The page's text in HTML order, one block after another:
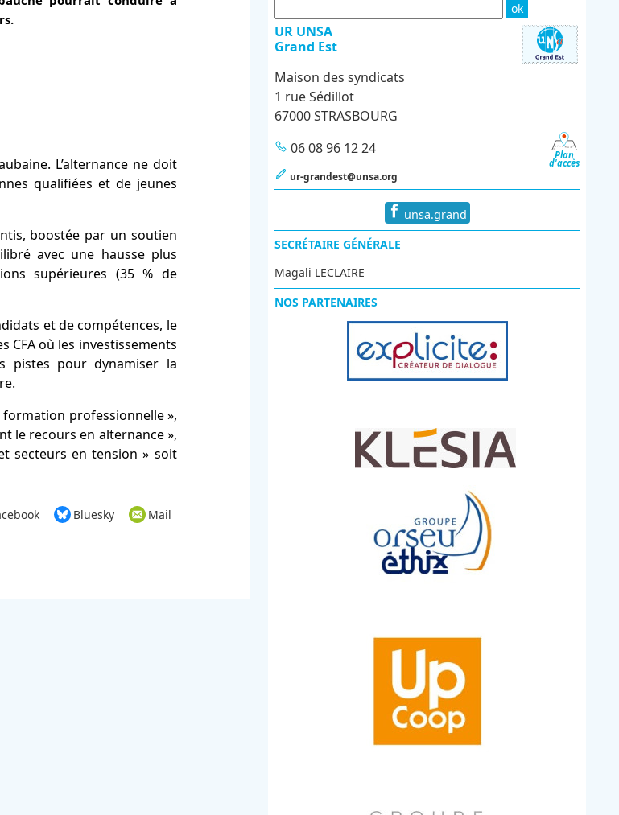
L’alternance ne doit
qualifiées et de jeunes
boostée par un soutien
avec une hausse plus
supérieures (35 % de
et de compétences, le
CFA où les investissements
pistes pour dynamiser la
professionnelle »,
le recours en alternance »,
secteurs en tension » soit
Bluesky Mail
UR UNSA
Grand Est
Maison des syndicats
1 rue Sédillot
67000 STRASBOURG
Plan
d'accès
06 08 96 12 24
ur-grandest@unsa.org
unsa.grand
SECRÉTAIRE GÉNÉRALE
Magali LECLAIRE
NOS PARTENAIRES